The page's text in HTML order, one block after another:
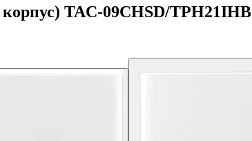
TAC-09CHSD/TPH21IHB